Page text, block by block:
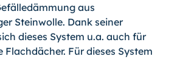
aus
Steinwolle. Dank seiner
dieses System u.a. auch für
Für dieses System